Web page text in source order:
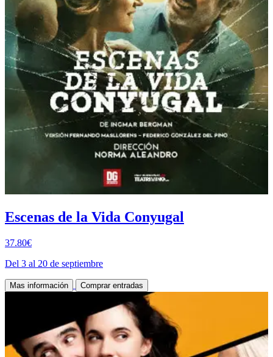
Escenas de la Vida Conyugal
37.80€
Del 3 al 20 de septiembre
Mas información Comprar entradas